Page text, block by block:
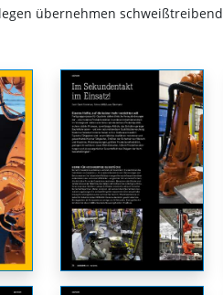
übernehmen